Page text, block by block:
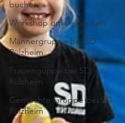
buchen
Workshop online buchen
Männergruppe bei SD
Rülzheim
Frauenguppe bei SD
Rülzheim
Gemischte Gruppe bei SD
Rülzheim